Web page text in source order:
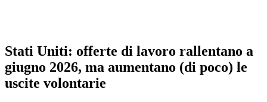
Stati Uniti: offerte di lavoro rallentano a
giugno 2026, ma aumentano (di poco) le
uscite volontarie